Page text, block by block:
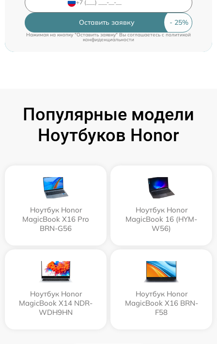
Оставить заявку
Нажимая на кнопку "Оставить заявку" Вы соглашаетесь cполитикой
конфиденциальности
Популярные модели
Ноутбуков Honor
Ноутбук Honor
MagicBook X16 Pro
BRN-G56
Ноутбук Honor
MagicBook 16 (HYM-
W56)
Ноутбук Honor
MagicBook X14 NDR-
WDH9HN
Ноутбук Honor
MagicBook X16 BRN-
F58